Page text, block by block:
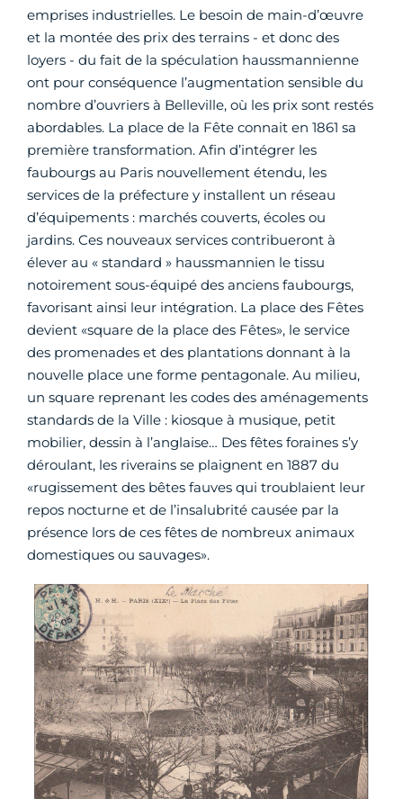
emprises industrielles. Le besoin de main-d’œuvre
et la montée des prix des terrains - et donc des
loyers - du fait de la spéculation haussmannienne
ont pour conséquence l’augmentation sensible du
nombre d’ouvriers à Belleville, où les prix sont restés
abordables. La place de la Fête connait en 1861 sa
première transformation. Afin d’intégrer les
faubourgs au Paris nouvellement étendu, les
services de la préfecture y installent un réseau
d’équipements : marchés couverts, écoles ou
jardins. Ces nouveaux services contribueront à
élever au « standard » haussmannien le tissu
notoirement sous-équipé des anciens faubourgs,
favorisant ainsi leur intégration. La place des Fêtes
devient «square de la place des Fêtes», le service
des promenades et des plantations donnant à la
nouvelle place une forme pentagonale. Au milieu,
un square reprenant les codes des aménagements
standards de la Ville : kiosque à musique, petit
mobilier, dessin à l’anglaise… Des fêtes foraines s’y
déroulant, les riverains se plaignent en 1887 du
«rugissement des bêtes fauves qui troublaient leur
repos nocturne et de l’insalubrité causée par la
présence lors de ces fêtes de nombreux animaux
domestiques ou sauvages».